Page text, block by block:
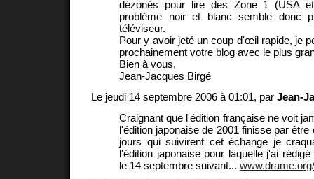
dézonés pour lire des Zone 1 (USA
problème noir et blanc semble donc
téléviseur.
Pour y avoir jeté un coup d'œil rapide, je
prochainement votre blog avec le plus
Bien à vous,
Jean-Jacques Birgé
Le jeudi 14 septembre 2006 à 01:01, par Jean-
Craignant que l'édition française ne voit
l'édition japonaise de 2001 finisse par être
jours qui suivirent cet échange je
l'édition japonaise pour laquelle j'ai
le 14 septembre suivant...